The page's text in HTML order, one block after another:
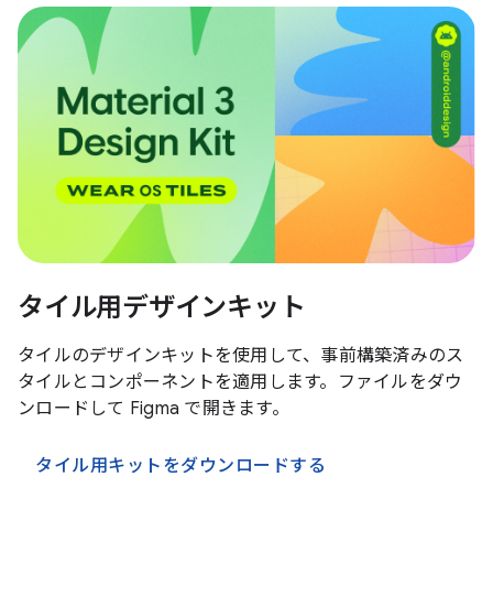
タイル用デザインキット
タイルのデザインキットを使用して、事前構築済みのス
タイルとコンポーネントを適用します。ファイルをダウ
ンロードして Figma で開きます。
タイル用キットをダウンロードする